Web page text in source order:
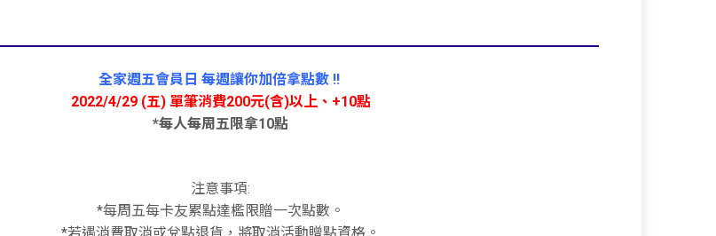
全家週五會員日 每週讓你加倍拿點數 !!
2022/4/29 (五) 單筆消費200元(含)以上、+10點
*每人每周五限拿10點
注意事項:
*每周五每卡友累點達檻限贈一次點數。
*若遇消費取消或兌點退貨，將取消活動贈點資格。